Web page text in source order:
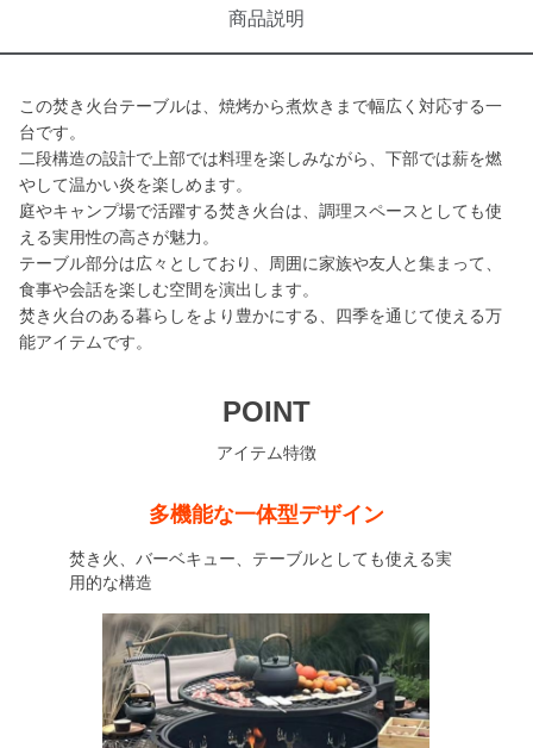
商品説明
この焚き火台テーブルは、焼烤から煮炊きまで幅広く対応する一
台です。
二段構造の設計で上部では料理を楽しみながら、下部では薪を燃
やして温かい炎を楽しめます。
庭やキャンプ場で活躍する焚き火台は、調理スペースとしても使
える実用性の高さが魅力。
テーブル部分は広々としており、周囲に家族や友人と集まって、
食事や会話を楽しむ空間を演出します。
焚き火台のある暮らしをより豊かにする、四季を通じて使える万
能アイテムです。
POINT
アイテム特徴
多機能な一体型デザイン
焚き火、バーベキュー、テーブルとしても使える実
用的な構造